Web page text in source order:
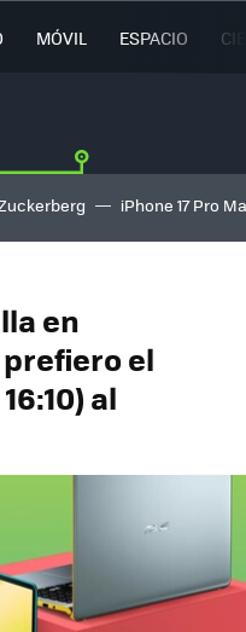
MÓVIL ESPACIO
iPhone 17 Pro
en
el
al